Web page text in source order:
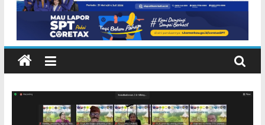
NTB di Pelabuhan Padangbai
Karangasem